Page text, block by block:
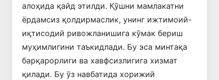
алоҳида қайд этилди. Қўшни мамлакатни
ёрдамсиз қолдирмаслик, унинг ижтимоий-
иқтисодий ривожланишига кўмак бериш
муҳимлигини таъкидлади. Бу эса минтақа
барқарорлиги ва хавфсизлигига хизмат
қилади. Бу ўз навбатида хорижий